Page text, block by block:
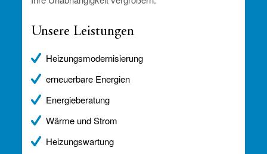
Unsere Leistungen
Heizungsmodernisierung
erneuerbare Energien
Energieberatung
Wärme und Strom
Heizungswartung